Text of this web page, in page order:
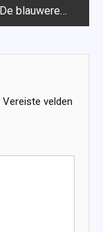
De blauweregen vol liefde (Wishing Wood #2) – Holly Martin
Vereiste velden